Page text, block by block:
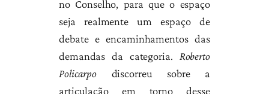
no Conselho, para que o espaço
seja realmente um espaço de
debate e encaminhamentos das
demandas da categoria. Roberto
Policarpo discorreu sobre a
articulação em torno desse